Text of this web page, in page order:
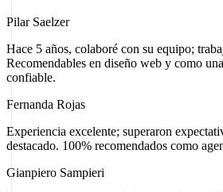
Pilar Saelzer
Hace 5 años, colaboré con su equipo;
Recomendables en diseño web y como
confiable.
Fernanda Rojas
Experiencia excelente; superaron
destacado. 100% recomendados como
Gianpiero Sampieri